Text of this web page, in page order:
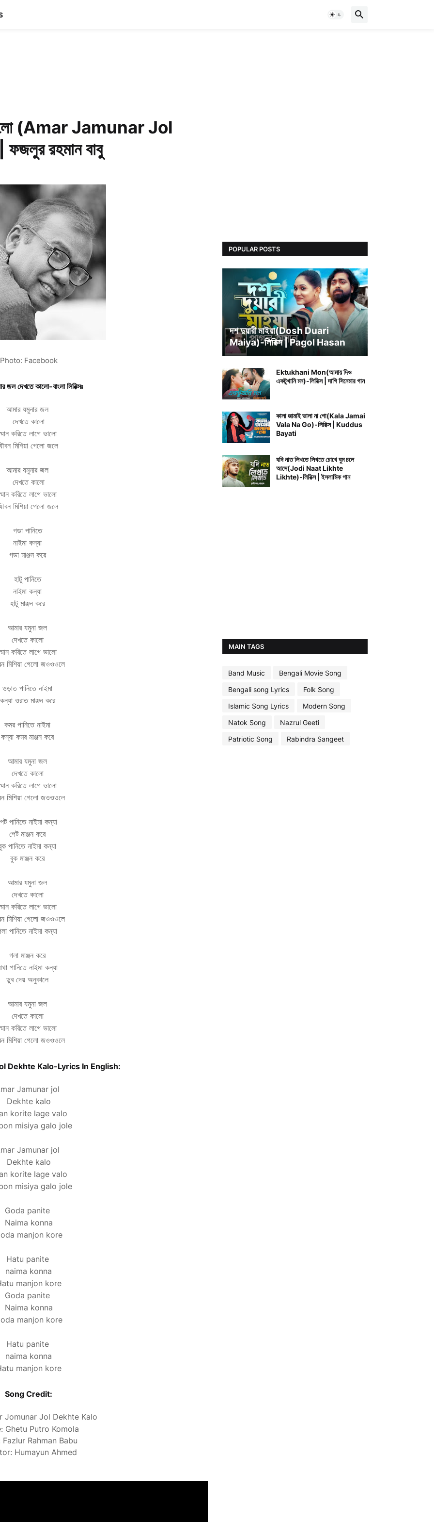
(Amar Jamunar Jol
রহমান বাবু
Photo: Facebook
জল দেখতে কালো-বাংলা লিরিক্সঃ
আমার যমুনার জল
দেখতে কালো
করিতে লাগে ভালো
মিশিয়া গেলো জলে
আমার যমুনার জল
দেখতে কালো
করিতে লাগে ভালো
মিশিয়া গেলো জলে
গডা পানিতে
নাইমা কন্যা
গডা মাঞ্জন করে
হাটু পানিতে
নাইমা কন্যা
হাটু মাঞ্জন করে
আমার যমুনা জল
দেখতে কালো
করিতে লাগে ভালো
মিশিয়া গেলো জওওওলে
ওড়াত পানিতে নাইমা
কন্যা ওরাত মাঞ্জন করে
কমর পানিতে নাইমা
কন্যা কমর মাঞ্জন করে
আমার যমুনা জল
দেখতে কালো
করিতে লাগে ভালো
মিশিয়া গেলো জওওওলে
পানিতে নাইমা কন্যা
পেট মাঞ্জন করে
পানিতে নাইমা কন্যা
বুক মাঞ্জন করে
আমার যমুনা জল
দেখতে কালো
করিতে লাগে ভালো
মিশিয়া গেলো জওওওলে
পানিতে নাইমা কন্যা
গলা মাঞ্জন করে
পানিতে নাইমা কন্যা
ডুব দেয় অনুকালে
আমার যমুনা জল
দেখতে কালো
করিতে লাগে ভালো
মিশিয়া গেলো জওওওলে
Dekhte Kalo-Lyrics In English:
Jamunar jol
Dekhte kalo
korite lage valo
misiya galo jole
Jamunar jol
Dekhte kalo
korite lage valo
misiya galo jole
Goda panite
Naima konna
manjon kore
Hatu panite
naima konna
manjon kore
Goda panite
Naima konna
manjon kore
Hatu panite
naima konna
manjon kore
Song Credit:
Jomunar Jol Dekhte Kalo
Ghetu Putro Komola
Fazlur Rahman Babu
Humayun Ahmed
POPULAR POSTS
BENGALI SONG LYRICS
দশ দুয়ারী মাইয়া(Dosh Duari
Maiya)-লিরিক্স | Pagol Hasan
Ektukhani Mon(আমায় দিও
একটুখানি মন)-লিরিক্স | দাগি সিনেমার গান
কালা জামাই ভালা না গো(Kala Jamai
Vala Na Go)-লিরিক্স | Kuddus
Bayati
যদি নাত লিখতে লিখতে চোখে ঘুম চলে
আসে(Jodi Naat Likhte
Likhte)-লিরিক্স | ইসলামিক গান
MAIN TAGS
Band Music
Bengali Movie Song
Bengali song Lyrics
Folk Song
Islamic Song Lyrics
Modern Song
Natok Song
Nazrul Geeti
Patriotic Song
Rabindra Sangeet